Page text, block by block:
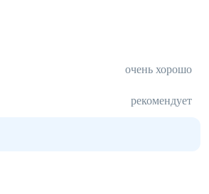
очень хорошо
рекомендует